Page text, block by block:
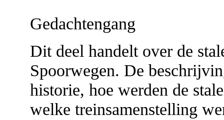
Gedachtengang
Dit deel handelt over de
Spoorwegen. De
historie, hoe werden de
welke treinsamenstelling